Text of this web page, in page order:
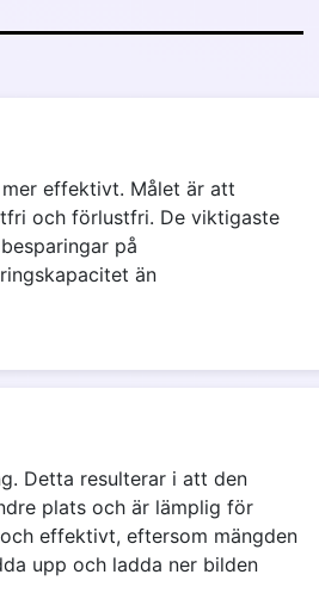
effektivt. Målet är att
och förlustfri. De viktigaste
på
än
Detta resulterar i att den
plats och är lämplig för
effektivt, eftersom mängden
upp och ladda ner bilden